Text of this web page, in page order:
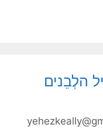
הלְבֵנים